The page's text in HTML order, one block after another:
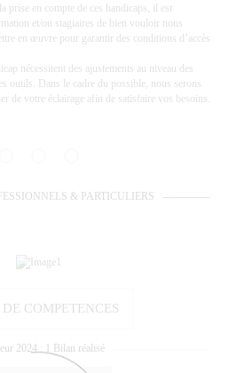
prise en compte de ces handicaps, il est
et/ou stagiaires de bien vouloir nous
en œuvre pour garantir des conditions d’accès
nécessitent des ajustements au niveau des
outils. Dans le cadre du possible, nous serons
de votre éclairage afin de satisfaire vos besoins.
& PARTICULIERS
COMPETENCES
2024 : 1 Bilan réalisé